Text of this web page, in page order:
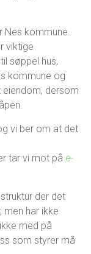
Nes kommune.
viktige
søppel hus,
kommune og
eiendom, dersom
vi ber om at det
tar vi mot på e-
der det
men har ikke
med på
som styrer må